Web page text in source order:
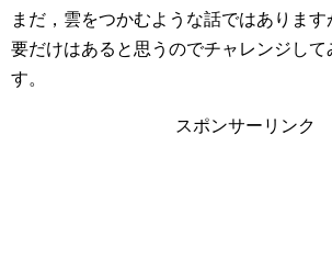
まだ，雲をつかむような話ではありま
要だけはあると思うのでチャレンジして
す。
スポンサーリンク